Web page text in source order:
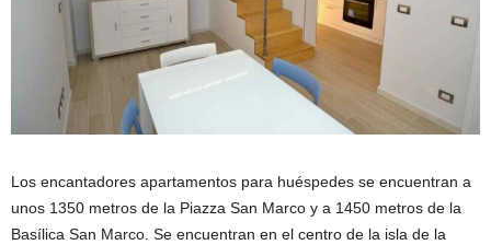
Los encantadores apartamentos para huéspedes se encuentran a
unos 1350 metros de la Piazza San Marco y a 1450 metros de la
Basílica San Marco. Se encuentran en el centro de la isla de la